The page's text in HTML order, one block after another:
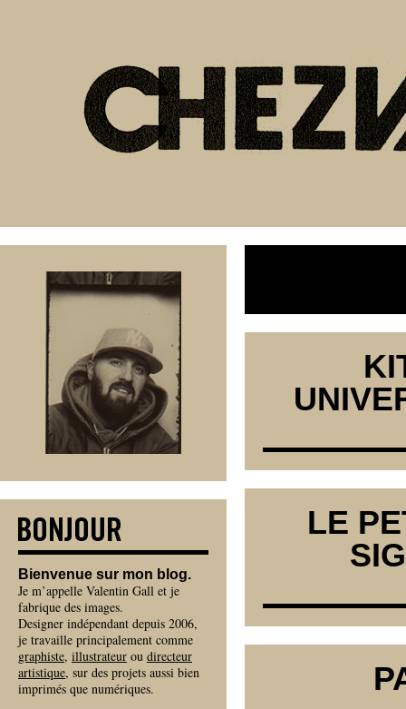
LE
Bienvenue sur mon blog.
Je m’appelle Valentin Gall et je
fabrique des images.
Designer indépendant depuis 2006,
je travaille principalement comme
graphiste, illustrateur ou directeur
artistique, sur des projets aussi bien
imprimés que numériques.